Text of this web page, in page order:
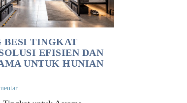
BESI TINGKAT
EFISIEN DAN
UNTUK HUNIAN